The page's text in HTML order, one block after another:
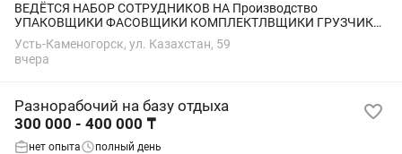
ВЕДЁТСЯ НАБОР СОТРУДНИКОВ НА Производство
УПАКОВЩИКИ ФАСОВЩИКИ КОМПЛЕКТЛВЩИКИ ГРУЗЧИКИ
РАЗНОРАБОЧИЕ Без опыта, обучают на месте. Женщины/
Мужчины от 18 до 55 лет ЗП от 600.000 тенге за месяц....
Усть-Каменогорск, ул. Казахстан, 59
вчера
Разнорабочий на базу отдыха
300 000 - 400 000 ₸
нет опыта полный день